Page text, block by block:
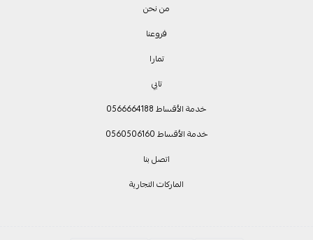
من نحن
فروعنا
تمارا
تابي
خدمة الأقساط 0566664188
خدمة الأقساط 0560506160
اتصل بنا
الماركات التجارية